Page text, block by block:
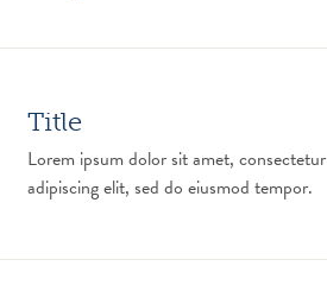
Title
Lorem ipsum dolor sit amet, consectetur
adipiscing elit, sed do eiusmod tempor.